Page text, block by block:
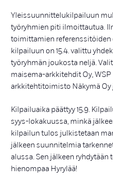
Yleissuunnittelukilpailuun
työryhmien piti ilmoittautua.
toimittamien referenssitöiden
kilpailuun on 15.4. valittu
työryhmän joukosta neljä.
maisema-arkkitehdit Oy,
arkkitehtitoimisto Näkymä Oy
Kilpailuaika päättyy 15.9.
syys-lokakuussa, minkä
kilpailun tulos julkistetaan
jälkeen suunnitelmia
alussa. Sen jälkeen
hienompaa Hyrylää!